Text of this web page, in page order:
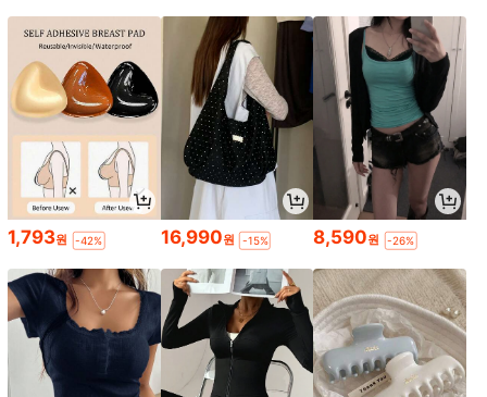
1,793원 -42% 16,990원 -15% 8,590원 -26%